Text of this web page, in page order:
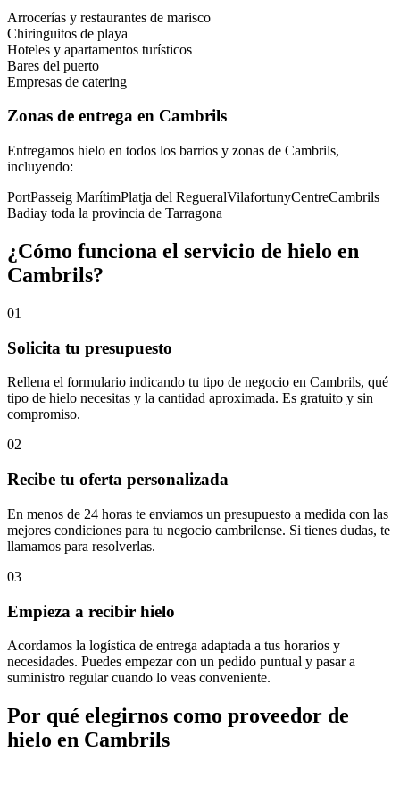
Arrocerías y restaurantes de marisco
Chiringuitos de playa
Hoteles y apartamentos turísticos
Bares del puerto
Empresas de catering
Zonas de entrega en Cambrils
Entregamos hielo en todos los barrios y zonas de Cambrils,
incluyendo:
PortPasseig MarítimPlatja del RegueralVilafortunyCentreCambrils
Badiay toda la provincia de Tarragona
¿Cómo funciona el servicio de hielo en
Cambrils?
01
Solicita tu presupuesto
Rellena el formulario indicando tu tipo de negocio en Cambrils, qué
tipo de hielo necesitas y la cantidad aproximada. Es gratuito y sin
compromiso.
02
Recibe tu oferta personalizada
En menos de 24 horas te enviamos un presupuesto a medida con las
mejores condiciones para tu negocio cambrilense. Si tienes dudas, te
llamamos para resolverlas.
03
Empieza a recibir hielo
Acordamos la logística de entrega adaptada a tus horarios y
necesidades. Puedes empezar con un pedido puntual y pasar a
suministro regular cuando lo veas conveniente.
Por qué elegirnos como proveedor de
hielo en Cambrils